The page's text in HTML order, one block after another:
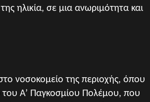
ηλικία, σε μια ανωριμότητα και
νοσοκομείο της περιοχής, όπου
Α’ Παγκοσμίου Πολέμου, που